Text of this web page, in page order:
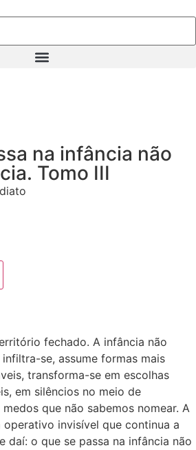
na infância não
Tomo III
fechado. A infância não
se, assume formas mais
transforma-se em escolhas
em silêncios no meio de
que não sabemos nomear. A
operativo invisível que continua a
daí: o que se passa na infância não